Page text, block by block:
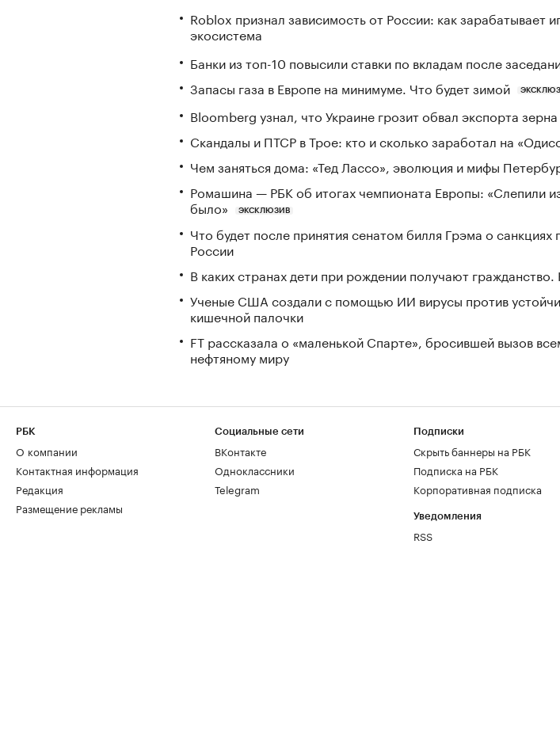
Roblox признал зависимость от России: как зарабатывает
экосистема
Банки из топ-10 повысили ставки по вкладам после
Запасы газа в Европе на минимуме. Что будет зимой
Bloomberg узнал, что Украине грозит обвал экспорта зерна
Скандалы и ПТСР в Трое: кто и сколько заработал на
Чем заняться дома: «Тед Лассо», эволюция и мифы
Ромашина — РБК об итогах чемпионата Европы: «Слепили
было»
ЭКСКЛЮЗИВ
Что будет после принятия сенатом билля Грэма о санкциях
России
В каких странах дети при рождении получают
Ученые США создали с помощью ИИ вирусы против
кишечной палочки
FT рассказала о «маленькой Спарте», бросившей вызов
нефтяному миру
РБК
О компании
Контактная информация
Редакция
Размещение рекламы
Социальные сети
ВКонтакте
Одноклассники
Telegram
Подписки
Скрыть баннеры на РБК
Подписка на РБК
Корпоративная подписка
Уведомления
RSS